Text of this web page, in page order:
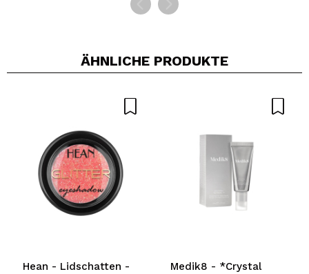
ÄHNLICHE PRODUKTE
Hean - Lidschatten -
Medik8 - *Crystal